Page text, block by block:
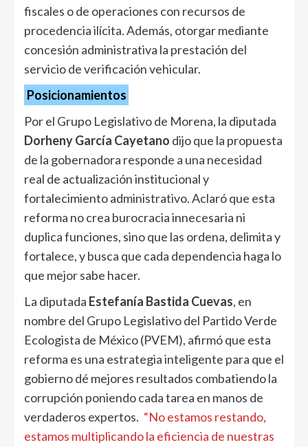
fiscales o de operaciones con recursos de
procedencia ilícita. Además, otorgar mediante
concesión administrativa la prestación del
servicio de verificación vehicular.
Posicionamientos
Por el Grupo Legislativo de Morena, la diputada
Dorheny García Cayetano dijo que la propuesta
de la gobernadora responde a una necesidad
real de actualización institucional y
fortalecimiento administrativo. Aclaró que esta
reforma no crea burocracia innecesaria ni
duplica funciones, sino que las ordena, delimita y
fortalece, y busca que cada dependencia haga lo
que mejor sabe hacer.
La diputada Estefanía Bastida Cuevas, en
nombre del Grupo Legislativo del Partido Verde
Ecologista de México (PVEM), afirmó que esta
reforma es una estrategia inteligente para que el
gobierno dé mejores resultados combatiendo la
corrupción poniendo cada tarea en manos de
verdaderos expertos. “No estamos restando,
estamos multiplicando la eficiencia de nuestras